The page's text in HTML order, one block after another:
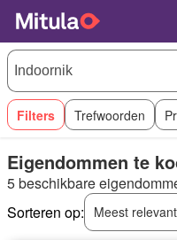
Filters Trefwoorden
Eigendommen te
5 beschikbare
Sorteren op:
Meest